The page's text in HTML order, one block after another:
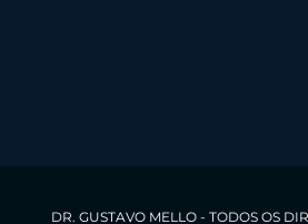
DR. GUSTAVO MELLO - TODOS OS